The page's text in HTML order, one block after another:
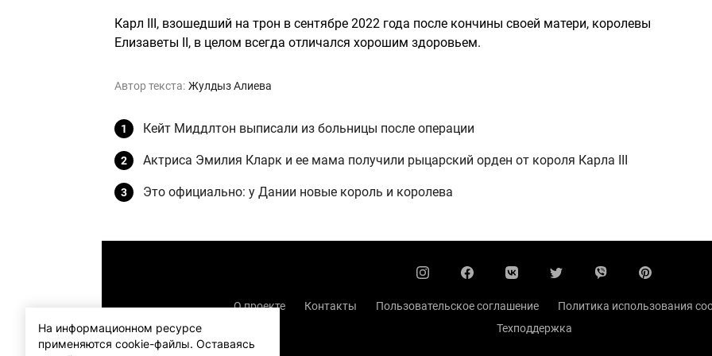
Карл III, взошедший на трон в сентябре 2022 года после кончины своей матери, королевы
Елизаветы II, в целом всегда отличался хорошим здоровьем.
Автор текста: Жулдыз Алиева
Кейт Миддлтон выписали из больницы после операции
Актриса Эмилия Кларк и ее мама получили рыцарский орден от короля Карла III
Это официально: у Дании новые король и королева
О проекте Контакты Пользовательское соглашение Политика использования
Техподдержка
На информационном ресурсе
применяются cookie-файлы. Оставаясь